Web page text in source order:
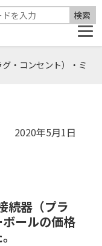
・コンセント）・ミ
2020年5月1日
続器（プラ
ールの価格